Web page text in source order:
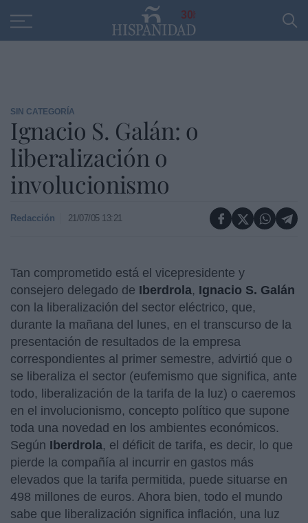
30
SIN CATEGORÍA
Ignacio S. Galán: o
liberalización o
involucionismo
Redacción 21/07/05 13:21
Tan comprometido está el vicepresidente y
consejero delegado de Iberdrola, Ignacio S. Galán
con la liberalización del sector eléctrico, que,
durante la mañana del lunes, en el transcurso de la
presentación de resultados de la empresa
correspondientes al primer semestre, advirtió que o
se liberaliza el sector (eufemismo que significa, ante
todo, liberalización de la tarifa de la luz) o caeremos
en el involucionismo, concepto político que supone
toda una novedad en los ambientes económicos.
Según Iberdrola, el déficit de tarifa, es decir, lo que
pierde la compañía al incurrir en gastos más
elevados que la tarifa permitida, puede situarse en
498 millones de euros. Ahora bien, todo el mundo
sabe que liberalización significa inflación, una luz